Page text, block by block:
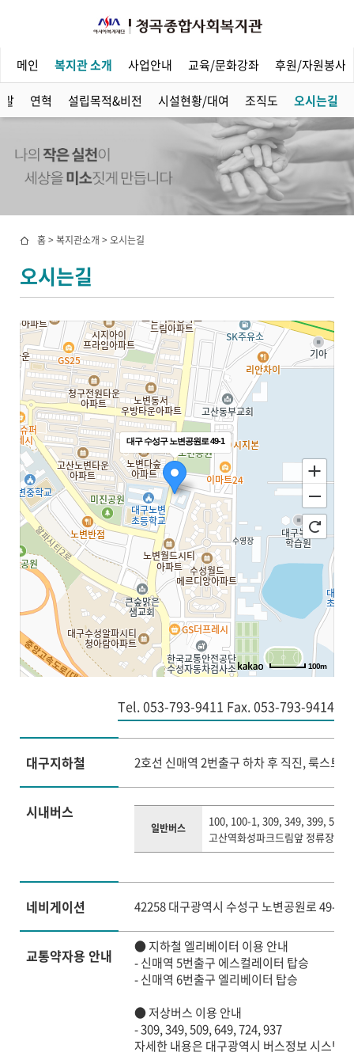
메인 복지관 소개 사업안내 교육/문화강좌 후원/자원봉사
말 연혁 설립목적&비전 시설현황/대여 조직도 오시는길
홈 > 복지관소개 > 오시는길
오시는길
대구 수성구 노변공원로 49-1
100m
Tel. 053-793-9411 Fax. 053-793-9414
대구지하철 2호선 신매역 2번출구 하차 후 직진, 룩스토
시내버스
일반버스
100, 100-1, 309, 349, 399, 509,
고산역화성파크드림앞 정류장 하
네비게이션 42258 대구광역시 수성구 노변공원로 49-1
교통약자용 안내
● 지하철 엘리베이터 이용 안내
- 신매역 5번출구 에스컬레이터 탑승
- 신매역 6번출구 엘리베이터 탑승
● 저상버스 이용 안내
- 309, 349, 509, 649, 724, 937
자세한 내용은 대구광역시 버스정보 시스